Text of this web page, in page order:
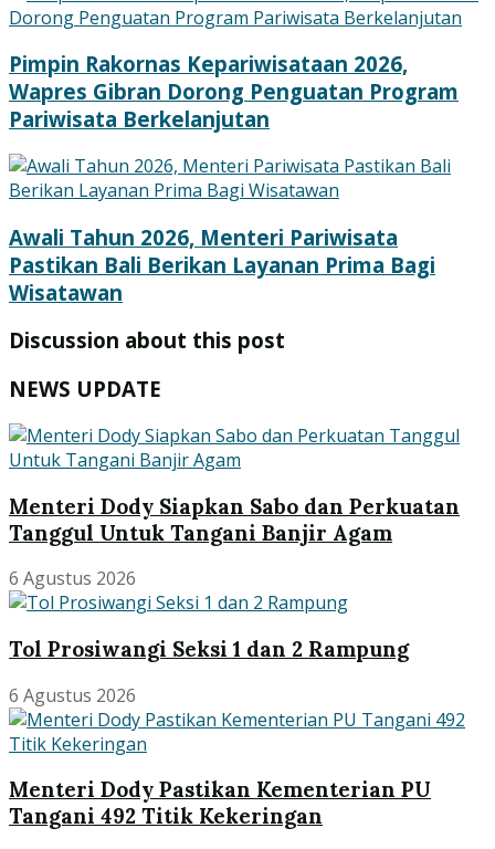
Pimpin Rakornas Kepariwisataan 2026,
Wapres Gibran Dorong Penguatan Program
Pariwisata Berkelanjutan
Awali Tahun 2026, Menteri Pariwisata
Pastikan Bali Berikan Layanan Prima Bagi
Wisatawan
Discussion about this post
NEWS UPDATE
Menteri Dody Siapkan Sabo dan Perkuatan
Tanggul Untuk Tangani Banjir Agam
6 Agustus 2026
Tol Prosiwangi Seksi 1 dan 2 Rampung
6 Agustus 2026
Menteri Dody Pastikan Kementerian PU
Tangani 492 Titik Kekeringan